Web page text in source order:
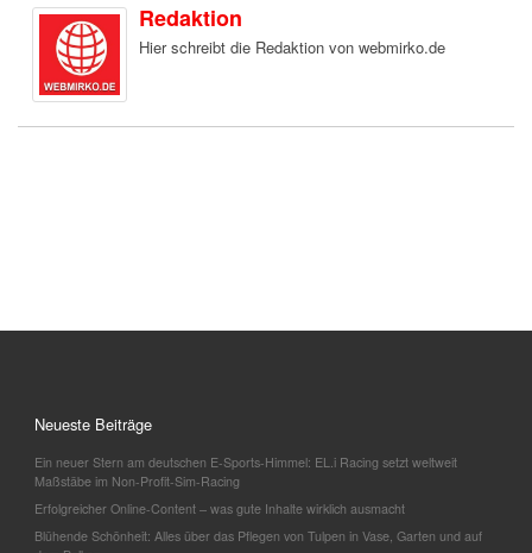
Redaktion
Hier schreibt die Redaktion von webmirko.de
Neueste Beiträge
Ein neuer Stern am deutschen E-Sports-Himmel: EL.i Racing setzt weltweit
Maßstäbe im Non-Profit-Sim-Racing
Erfolgreicher Online-Content – was gute Inhalte wirklich ausmacht
Blühende Schönheit: Alles über das Pflegen von Tulpen in Vase, Garten und auf